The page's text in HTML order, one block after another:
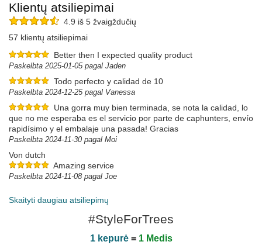
Klientų atsiliepimai
4.9 iš 5 žvaigždučių
57 klientų atsiliepimai
Better then I expected quality product
Paskelbta 2025-01-05 pagal Jaden
Todo perfecto y calidad de 10
Paskelbta 2024-12-25 pagal Vanessa
Una gorra muy bien terminada, se nota la calidad, lo
que no me esperaba es el servicio por parte de caphunters, envío
rapidísimo y el embalaje una pasada! Gracias
Paskelbta 2024-11-30 pagal Moi
Von dutch
Amazing service
Paskelbta 2024-11-08 pagal Joe
Skaityti daugiau atsiliepimų
#StyleForTrees
1 kepurė= 1 Medis